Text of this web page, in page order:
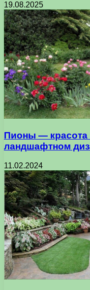
19.08.2025
Пионы — красота
ландшафтном
11.02.2024